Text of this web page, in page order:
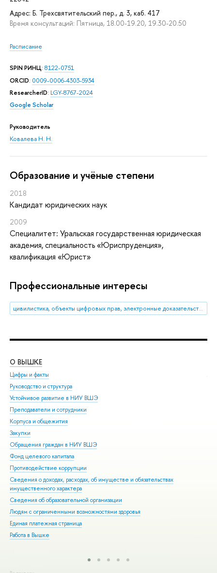
Адрес: Б. Трехсвятительский пер., д. 3, каб. 417
Время консультаций: Пятница, 18.00-19.20, 19.30-20.50
Расписание
SPIN РИНЦ: 8122-0751
ORCID: 0009-0006-4303-5934
ResearcherID: LGY-8767-2024
Google Scholar
Руководитель
Ковалева Н. Н.
Oбразование и учёные степени
2018
Кандидат юридических наук
2009
Специалитет: Уральская государственная юридическая
академия, специальность «Юриспруденция»,
квалификация «Юрист»
Профессиональные интересы
цивилистика, объекты цифровых прав, электронные доказательства
О ВЫШКЕ
Цифры и факты
Руководство и структура
Устойчивое развитие в НИУ ВШЭ
Преподаватели и сотрудники
Корпуса и общежития
Закупки
Обращения граждан в НИУ ВШЭ
Фонд целевого капитала
Противодействие коррупции
Сведения о доходах, расходах, об имуществе и обязательствах
имущественного характера
Сведения об образовательной организации
Людям с ограниченными возможностями здоровья
Единая платежная страница
Работа в Вышке